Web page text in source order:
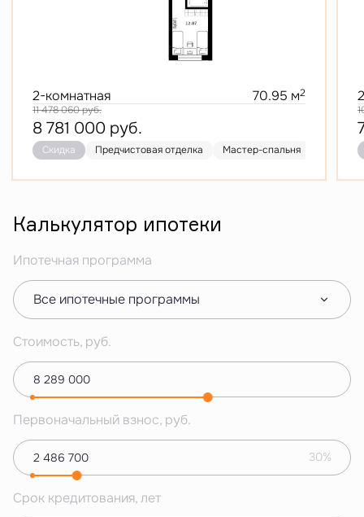
2-комнатная 70.95 м2
11 478 060руб.
8 781 000 руб.
Скидка Предчистовая отделка Мастер-спальня Кухня-
Калькулятор ипотеки
Ипотечная программа
Все ипотечные программы
Стоимость, руб.
Первоначальный взнос, руб.
30%
Срок кредитования, лет